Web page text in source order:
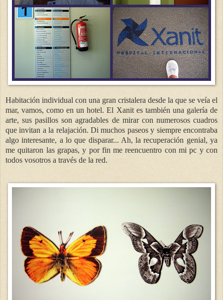
Habitación individual con una gran cristalera desde la que se veía el
mar, vamos, como en un hotel. El Xanit es también una galería de
arte, sus pasillos son agradables de mirar con numerosos cuadros
que invitan a la relajación. Di muchos paseos y siempre encontraba
algo interesante, a lo que disparar... Ah, la recuperación genial, ya
me quitaron las grapas, y por fin me reencuentro con mi pc y con
todos vosotros a través de la red.